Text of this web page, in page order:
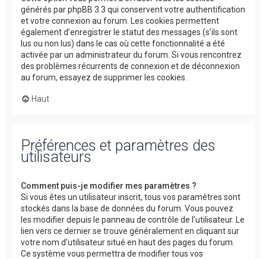
générés par phpBB 3.3 qui conservent votre authentification
et votre connexion au forum. Les cookies permettent
également d’enregistrer le statut des messages (s’ils sont
lus ou non lus) dans le cas où cette fonctionnalité a été
activée par un administrateur du forum. Si vous rencontrez
des problèmes récurrents de connexion et de déconnexion
au forum, essayez de supprimer les cookies.
Haut
Préférences et paramètres des
utilisateurs
Comment puis-je modifier mes paramètres ?
Si vous êtes un utilisateur inscrit, tous vos paramètres sont
stockés dans la base de données du forum. Vous pouvez
les modifier depuis le panneau de contrôle de l’utilisateur. Le
lien vers ce dernier se trouve généralement en cliquant sur
votre nom d’utilisateur situé en haut des pages du forum.
Ce système vous permettra de modifier tous vos